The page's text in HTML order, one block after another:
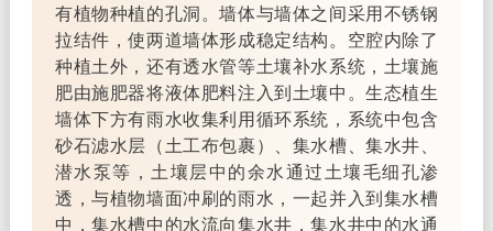
有植物种植的孔洞。墙体与墙体之间采用不锈钢
拉结件，使两道墙体形成稳定结构。空腔内除了
种植土外，还有透水管等土壤补水系统，土壤施
肥由施肥器将液体肥料注入到土壤中。生态植生
墙体下方有雨水收集利用循环系统，系统中包含
砂石滤水层（土工布包裹）、集水槽、集水井、
潜水泵等，土壤层中的余水通过土壤毛细孔渗
透，与植物墙面冲刷的雨水，一起并入到集水槽
中，集水槽中的水流向集水井，集水井中的水通